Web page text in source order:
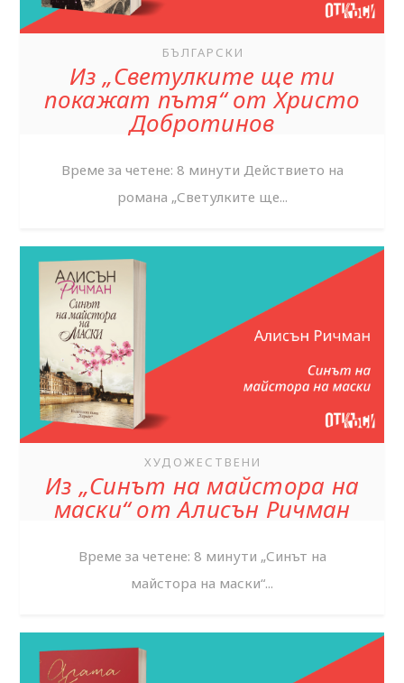
БЪЛГАРСКИ
Из „Светулките ще ти
покажат пътя“ от Христо
Добротинов
Време за четене: 8 минути Действието на
романа „Светулките ще...
ХУДОЖЕСТВЕНИ
Из „Синът на майстора на
маски“ от Алисън Ричман
Време за четене: 8 минути „Синът на
майстора на маски“...